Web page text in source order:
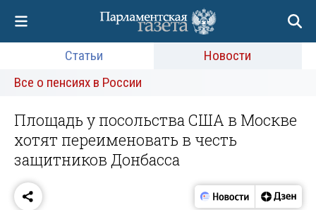
Статьи
Новости
Все о пенсиях в России
Площадь у посольства США в Москве
хотят переименовать в честь
защитников Донбасса